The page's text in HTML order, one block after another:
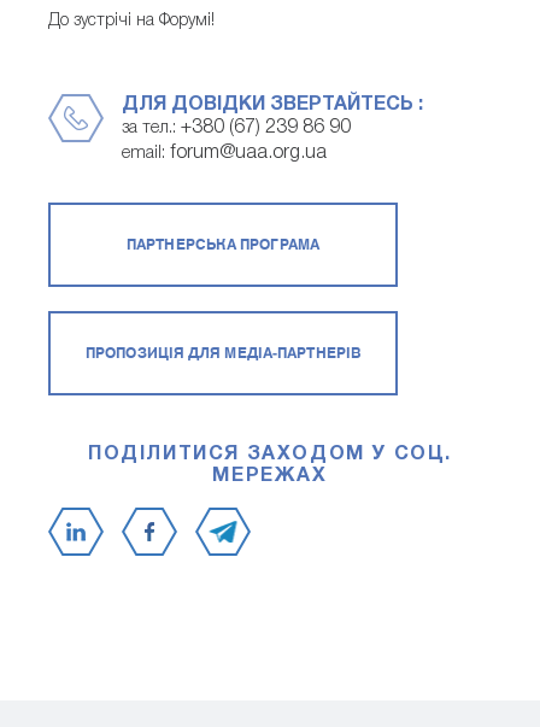
До зустрічі на Форумі!
ДЛЯ ДОВІДКИ ЗВЕРТАЙТЕСЬ :
за тел.: +380 (67) 239 86 90
email: forum@uaa.org.ua
ПАРТНЕРСЬКА ПРОГРАМА
ПРОПОЗИЦІЯ ДЛЯ МЕДІА-ПАРТНЕРІВ
ПОДІЛИТИСЯ ЗАХОДОМ У СОЦ.
МЕРЕЖАХ